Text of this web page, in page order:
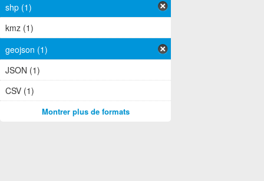
shp (1)
kmz (1)
geojson (1)
JSON (1)
CSV (1)
Montrer plus de formats